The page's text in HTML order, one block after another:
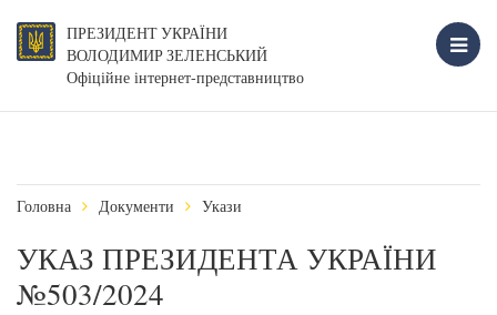
ПРЕЗИДЕНТ УКРАЇНИ
ВОЛОДИМИР ЗЕЛЕНСЬКИЙ
Офіційне інтернет-представництво
Головна Документи Укази
УКАЗ ПРЕЗИДЕНТА УКРАЇНИ
№503/2024